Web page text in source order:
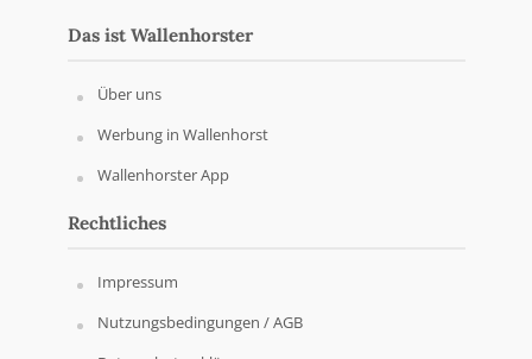
Das ist Wallenhorster
Über uns
Werbung in Wallenhorst
Wallenhorster App
Rechtliches
Impressum
Nutzungsbedingungen / AGB